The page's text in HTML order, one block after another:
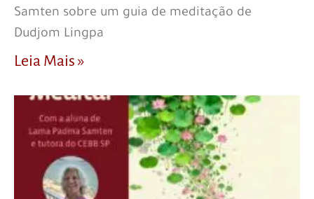
Samten sobre um guia de meditação de
Dudjom Lingpa
Leia Mais »